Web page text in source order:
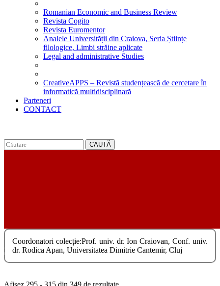
Romanian Economic and Business Review
Revista Cogito
Revista Euromentor
Analele Universității din Craiova, Seria Științe
filologice, Limbi străine aplicate
Legal and administrative Studies
CreativeAPPS – Revistă studențească de cercetare în
informatică multidisciplinară
Parteneri
CONTACT
CAUTĂ
Stiinte juridice
Coordonatori colecție:Prof. univ. dr. Ion Craiovan, Conf. univ.
dr. Rodica Apan, Universitatea Dimitrie Cantemir, Cluj
Afișez 295 - 315 din 349 de rezultateSortat